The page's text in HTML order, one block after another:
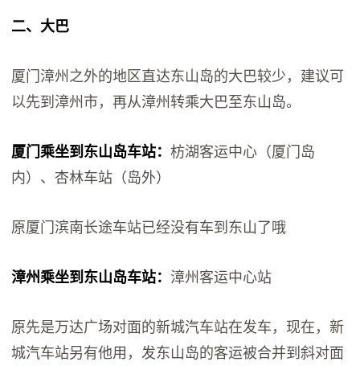
二、大巴
厦门漳州之外的地区直达东山岛的大巴较少，建议可
以先到漳州市，再从漳州转乘大巴至东山岛。
厦门乘坐到东山岛车站：枋湖客运中心（厦门岛
内）、杏林车站（岛外）
原厦门滨南长途车站已经没有车到东山了哦
漳州乘坐到东山岛车站： 漳州客运中心站
原先是万达广场对面的新城汽车站在发车，现在，新
城汽车站另有他用，发东山岛的客运被合并到斜对面